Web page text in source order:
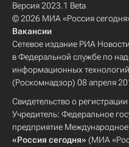
Версия 2023.1 Beta
© 2026 МИА «Россия
Вакансии
Сетевое издание РИА
в Федеральной службе по
информационных
(Роскомнадзор) 08 апреля
Свидетельство о
Учредитель: Федеральное
предприятие
«Россия сегодня» (МИА